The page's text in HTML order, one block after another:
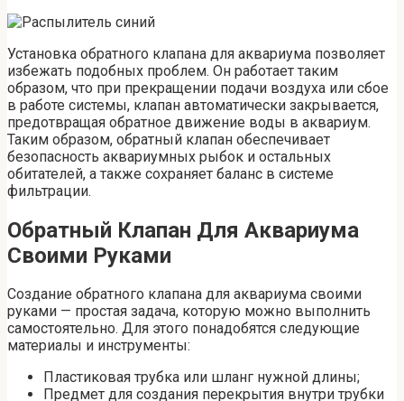
Установка обратного клапана для аквариума позволяет
избежать подобных проблем. Он работает таким
образом, что при прекращении подачи воздуха или сбое
в работе системы, клапан автоматически закрывается,
предотвращая обратное движение воды в аквариум.
Таким образом, обратный клапан обеспечивает
безопасность аквариумных рыбок и остальных
обитателей, а также сохраняет баланс в системе
фильтрации.
Обратный Клапан Для Аквариума
Своими Руками
Создание обратного клапана для аквариума своими
руками — простая задача, которую можно выполнить
самостоятельно. Для этого понадобятся следующие
материалы и инструменты:
Пластиковая трубка или шланг нужной длины;
Предмет для создания перекрытия внутри трубки